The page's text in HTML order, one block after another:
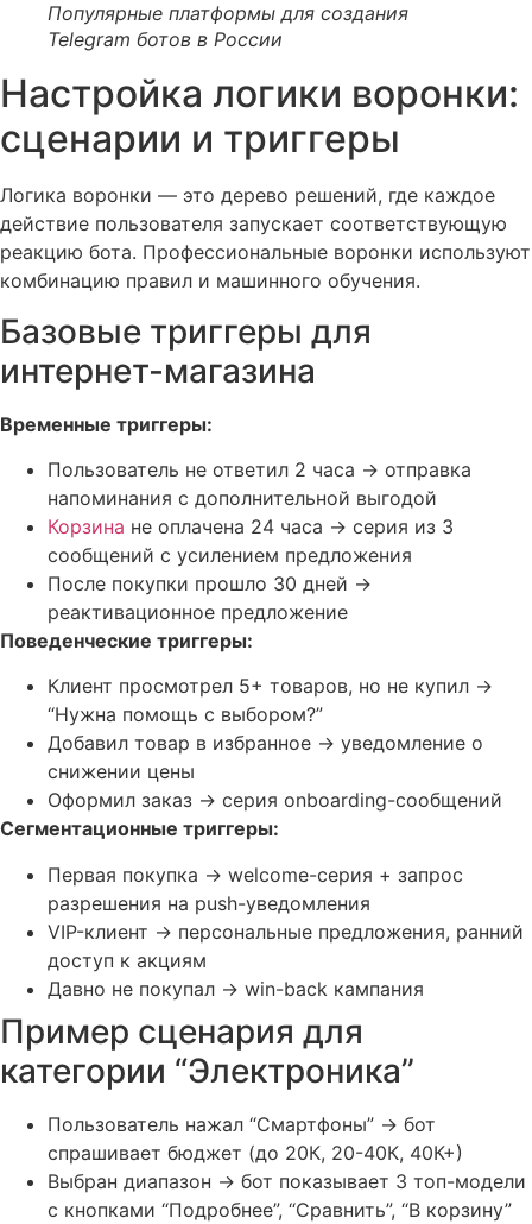
Популярные платформы для создания
Telegram ботов в России
Настройка логики воронки:
сценарии и триггеры
Логика воронки — это дерево решений, где каждое
действие пользователя запускает соответствующую
реакцию бота. Профессиональные воронки используют
комбинацию правил и машинного обучения.
Базовые триггеры для
интернет-магазина
Временные триггеры:
Пользователь не ответил 2 часа → отправка
напоминания с дополнительной выгодой
Корзина не оплачена 24 часа → серия из 3
сообщений с усилением предложения
После покупки прошло 30 дней →
реактивационное предложение
Поведенческие триггеры:
Клиент просмотрел 5+ товаров, но не купил →
“Нужна помощь с выбором?”
Добавил товар в избранное → уведомление о
снижении цены
Оформил заказ → серия onboarding-сообщений
Сегментационные триггеры:
Первая покупка → welcome-серия + запрос
разрешения на push-уведомления
VIP-клиент → персональные предложения, ранний
доступ к акциям
Давно не покупал → win-back кампания
Пример сценария для
категории “Электроника”
Пользователь нажал “Смартфоны” → бот
спрашивает бюджет (до 20К, 20-40К, 40К+)
Выбран диапазон → бот показывает 3 топ-модели
с кнопками “Подробнее”, “Сравнить”, “В корзину”